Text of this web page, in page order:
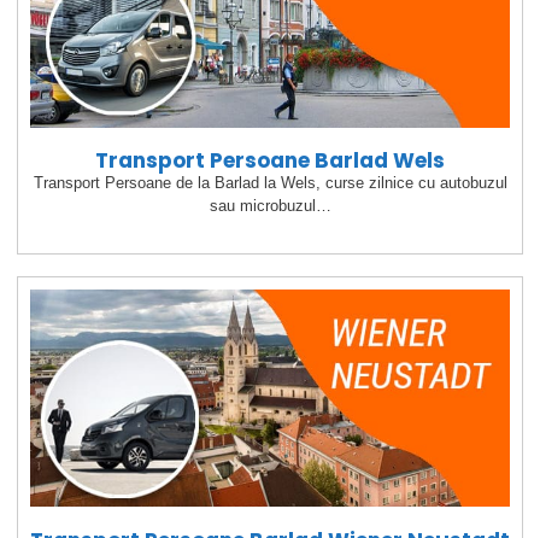
Transport Persoane Barlad Wels
Transport Persoane de la Barlad la Wels, curse zilnice cu autobuzul
sau microbuzul…